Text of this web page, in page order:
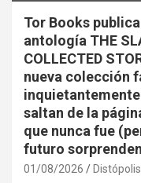
Tor Books
antología THE
COLLECTED
nueva colección
saltan de la
que nunca fue
futuro
01/08/2026 Distópolis